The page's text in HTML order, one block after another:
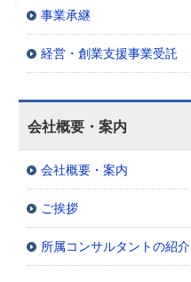
事業承継
経営・創業支援事業受託
会社概要・案内
会社概要・案内
ご挨拶
所属コンサルタントの紹介